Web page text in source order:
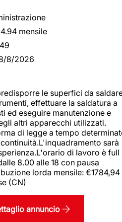
mensile
8/2026
le superfici da
effettuare la saldatura a
ed eseguire manutenzione e
altri apparecchi utilizzati.
di legge a tempo
sarà
di lavoro è full
8.00 alle 18 con pausa
lorda mensile: €1784,94
(CN)
annuncio